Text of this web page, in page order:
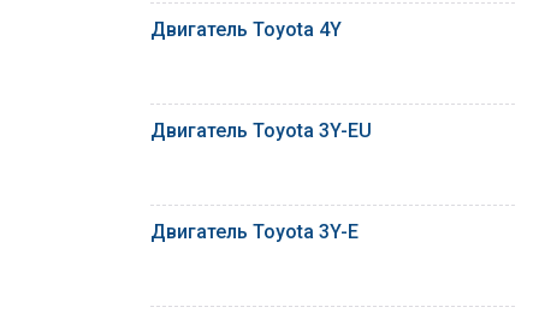
Двигатель Toyota 4Y
Двигатель Toyota 3Y-EU
Двигатель Toyota 3Y-E